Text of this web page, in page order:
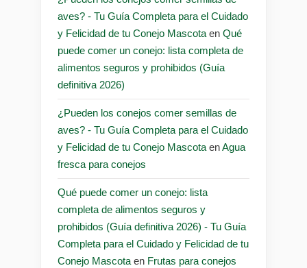
aves? - Tu Guía Completa para el Cuidado
y Felicidad de tu Conejo Mascota en Qué
puede comer un conejo: lista completa de
alimentos seguros y prohibidos (Guía
definitiva 2026)
¿Pueden los conejos comer semillas de
aves? - Tu Guía Completa para el Cuidado
y Felicidad de tu Conejo Mascota enAgua
fresca para conejos
Qué puede comer un conejo: lista
completa de alimentos seguros y
prohibidos (Guía definitiva 2026) - Tu Guía
Completa para el Cuidado y Felicidad de tu
Conejo Mascota en Frutas para conejos